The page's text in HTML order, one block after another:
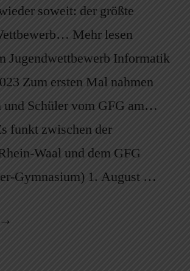
soweit: der größte
Mehr lesen
Jugendwettbewerb Informatik
Zum ersten Mal nahmen
und Schüler vom GFG am…
funkt zwischen der
Waal und dem GFG
Gymnasium) 1. August …